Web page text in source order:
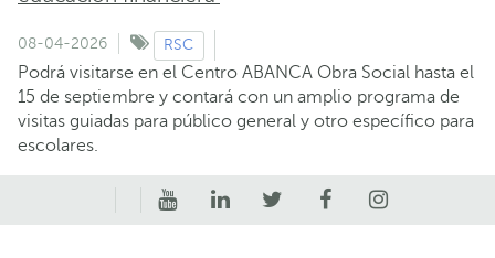
08-04-2026 RSC
Podrá visitarse en el Centro ABANCA Obra Social hasta el
15 de septiembre y contará con un amplio programa de
visitas guiadas para público general y otro específico para
escolares.